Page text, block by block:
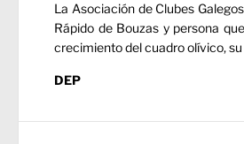
La Asociación de Clubes
Rápido de Bouzas y persona
crecimiento del cuadro olívico,
DEP